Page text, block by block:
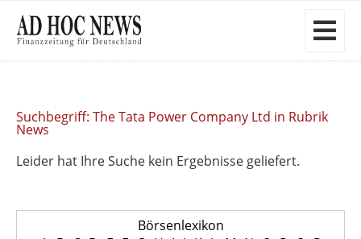
Suchbegriff: The Tata Power Company Ltd in Rubrik
News
Leider hat Ihre Suche kein Ergebnisse geliefert.
Börsenlexikon